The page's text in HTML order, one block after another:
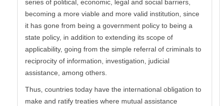
series of political, economic, legal and social barriers,
becoming a more viable and more valid institution, since
it has gone from being a government policy to being a
state policy, in addition to extending its scope of
applicability, going from the simple referral of criminals to
reciprocity of information, investigation, judicial
assistance, among others.
Thus, countries today have the international obligation to
make and ratify treaties where mutual assistance